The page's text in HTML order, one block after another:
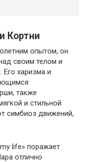
Кортни
опытом, он
своим телом и
харизма и
также
и стильной
симбиоз движений,
life» поражает
отлично